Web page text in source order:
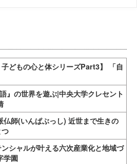
子どもの心と体シリーズPart3】 「自
』の世界を遊ぶ|中央大学クレセント
仏師(いんぱぶっし) 近世まで生きの
ンシャルが叶える六次産業化と地域づ
学園